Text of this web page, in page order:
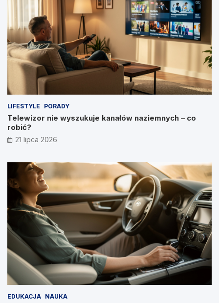
LIFESTYLE PORADY
Telewizor nie wyszukuje kanałów naziemnych – co
robić?
21 lipca 2026
EDUKACJA NAUKA